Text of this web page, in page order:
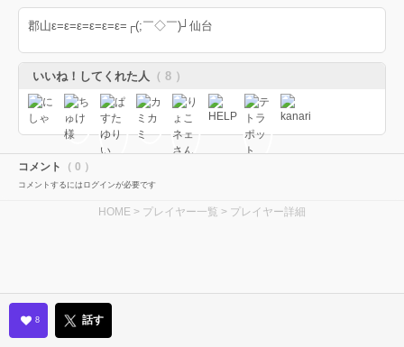
郡山ε=ε=ε=ε=ε=ε=┌(;￣◇￣)┘仙台
いいね！してくれた人 （ 8 ）
コメント （ 0 ）
コメントするにはログインが必要です
HOME > プレイヤー一覧 > プレイヤー詳細
8 話す